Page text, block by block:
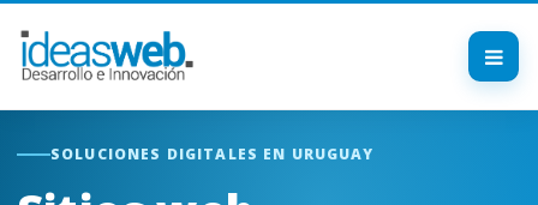
SOLUCIONES DIGITALES EN URUGUAY